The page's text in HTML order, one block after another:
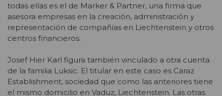
todas ellas es el de Marker & Partner, una firma que
asesora empresas en la creación, administración y
representación de compañías en Liechtenstein y otros
centros financieros.
Josef Hier Karl figura también vinculado a otra cuenta
de la familia Luksic. El titular en este caso es Caraz
Establishment, sociedad que como las anteriores tiene
el mismo domicilio en Vaduz, Liechtenstein. Las otras